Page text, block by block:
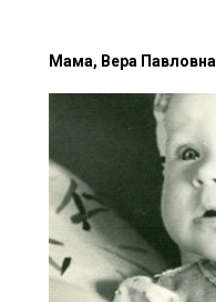
Мама, Вера Павловна